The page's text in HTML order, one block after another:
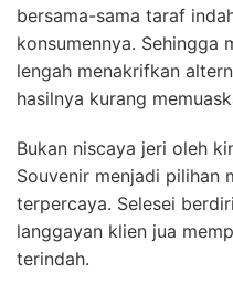
bersama-sama taraf
konsumennya. Sehingga
lengah menakrifkan
hasilnya kurang
Bukan niscaya jeri oleh
Souvenir menjadi pilihan
terpercaya. Selesei
langgayan klien jua
terindah.